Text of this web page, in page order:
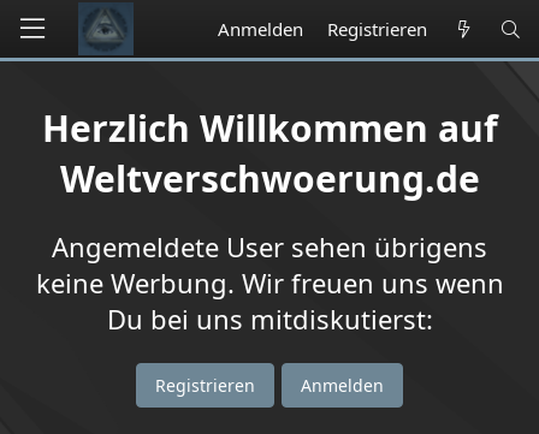
Anmelden Registrieren
Herzlich Willkommen auf
Weltverschwoerung.de
Angemeldete User sehen übrigens
keine Werbung. Wir freuen uns wenn
Du bei uns mitdiskutierst:
Registrieren Anmelden